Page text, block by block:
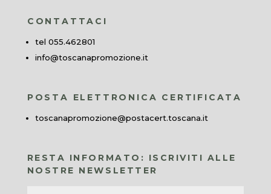
CONTATTACI
tel 055.462801
info@toscanapromozione.it
POSTA ELETTRONICA CERTIFICATA
toscanapromozione@postacert.toscana.it
RESTA INFORMATO: ISCRIVITI ALLE
NOSTRE NEWSLETTER